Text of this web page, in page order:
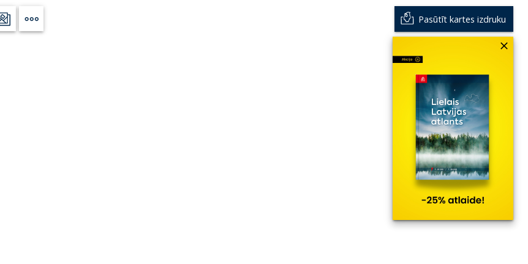
Pasūtīt kartes izdruku